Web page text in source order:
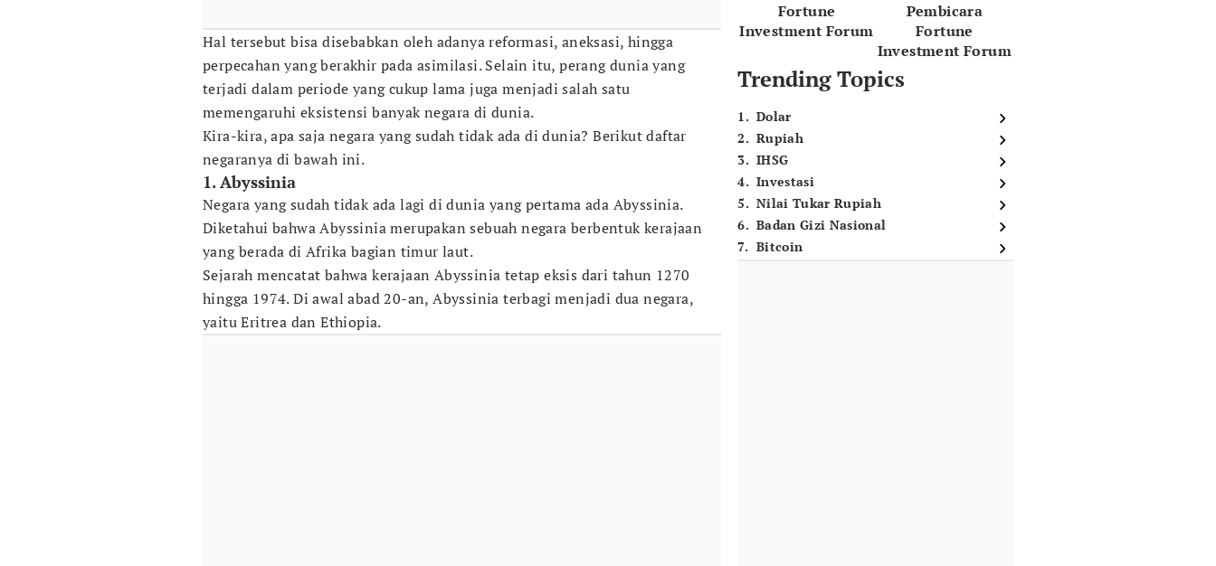
Hal tersebut bisa disebabkan oleh adanya reformasi, aneksasi, hingga
perpecahan yang berakhir pada asimilasi. Selain itu, perang dunia yang
terjadi dalam periode yang cukup lama juga menjadi salah satu
memengaruhi eksistensi banyak negara di dunia.
Kira-kira, apa saja negara yang sudah tidak ada di dunia? Berikut daftar
negaranya di bawah ini.
1. Abyssinia
Negara yang sudah tidak ada lagi di dunia yang pertama ada Abyssinia.
Diketahui bahwa Abyssinia merupakan sebuah negara berbentuk kerajaan
yang berada di Afrika bagian timur laut.
Sejarah mencatat bahwa kerajaan Abyssinia tetap eksis dari tahun 1270
hingga 1974. Di awal abad 20-an, Abyssinia terbagi menjadi dua negara,
yaitu Eritrea dan Ethiopia.
Fortune
Investment Forum
Pembicara
Fortune
Investment Forum
Trending Topics
1. Dolar
2. Rupiah
3. IHSG
4. Investasi
5. Nilai Tukar Rupiah
6. Badan Gizi Nasional
7. Bitcoin